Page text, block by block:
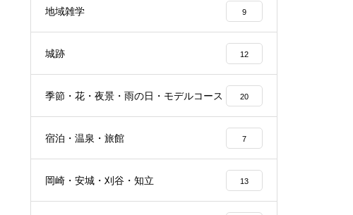
地域雑学 9
城跡 12
季節・花・夜景・雨の日・モデルコース 20
宿泊・温泉・旅館 7
岡崎・安城・刈谷・知立 13